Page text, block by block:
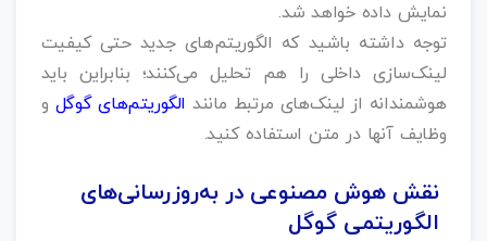
نمایش داده خواهد شد.
توجه داشته باشید که الگوریتم‌های جدید حتی کیفیت
لینک‌سازی داخلی را هم تحلیل می‌کنند؛ بنابراین باید
هوشمندانه از لینک‌های مرتبط مانند الگوریتم‌های گوگل و
وظایف آنها در متن استفاده کنید.
نقش هوش مصنوعی در به‌روزرسانی‌های
الگوریتمی گوگل